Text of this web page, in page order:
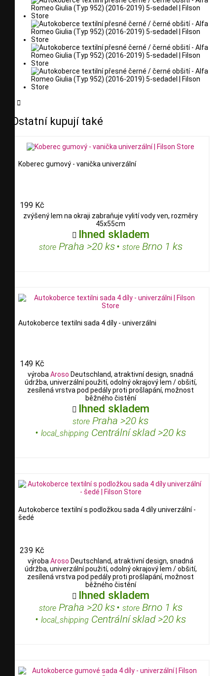

Ostatní kupují také
Koberec gumový - vanička univerzální
199 Kč
zvýšený lem na okraji zabraňuje vylití vody ven, rozměry
45x55cm
 Ihned skladem
storePraha >20 ks• storeBrno 1 ks
Autokoberce textilni sada 4 díly - univerzálni
149 Kč
výrobaAroso Deutschland, atraktivní design, snadná
údržba, univerzální použití, odolný okrajový lem / obšití,
zesílená vrstva pod pedály proti prošlapání, možnost
běžného čistění
 Ihned skladem
store Praha >20 ks
• local_shipping Centrální sklad >20 ks
Autokoberce textilní s podložkou sada 4 díly univerzální -
šedé
239 Kč
výroba Aroso Deutschland, atraktivní design, snadná
údržba, univerzální použití, odolný okrajový lem / obšití,
zesílená vrstva pod pedály proti prošlapání, možnost
běžného čistění
 Ihned skladem
storePraha >20 ks• storeBrno 1 ks
• local_shipping Centrální sklad >20 ks